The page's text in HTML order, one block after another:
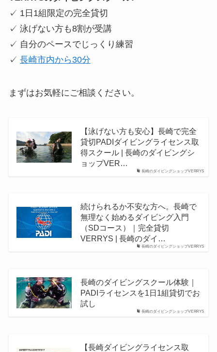
✓ 1日1組限定の完全貸切
✓ 泳げない方も8割が受講
✓ 自分のペースでじっくり練習
✓ 長崎市内から30分
まずはお気軽にご相談ください。
長崎のダイビングショップVERRYS
【泳げない方も安心】長崎で完全
貸切PADIダイビングライセンス取
得スクール | 長崎のダイビングシ
ョップVER…
長崎のダイビングショップVERRYS
続けられるか不安な方へ。長崎で
無理なく始めるダイビング入門
（SDコース）｜完全貸切
VERRYS | 長崎のダイ…
長崎のダイビングショップVERRYS
長崎のダイビングスクール体験｜
PADIライセンスを1日1組貸切でお
試し
【長崎ダイビングライセンス取